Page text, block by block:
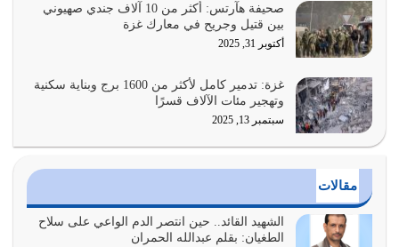
أراد الله لهذه الأمة ان تكون خير امة أخرجت للناس بالنهوض
بالأمر بالمعروف والنهي عن…
يوليو 25, 2026
الدين الذي شرعه الله لا يجوز أن يخضع لآرائنا وأهوائنا
أي أمة تتفرق في الدين وتتفرق في كيانها معناه أنها أصبحت
أمة عاجزة عن النهوض…
يوليو 23, 2026
صحيفة هآرتس: أكثر من 10 آلاف جندي صهيوني
بين قتيل وجريح في معارك غزة
أكتوبر 31, 2025
غزة: تدمير كامل لأكثر من 1600 برج وبناية سكنية
وتهجير مئات الآلاف قسرًا
سبتمبر 13, 2025
مقالات
الشهيد القائد.. حين انتصر الدم الواعي على سلاح
الطغيان: بقلم عبدالله الحمران